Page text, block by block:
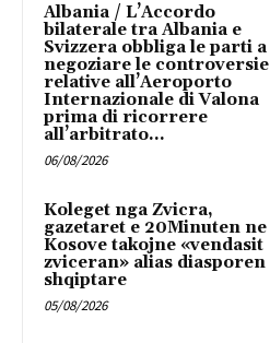
Albania / L’Accordo
bilaterale tra Albania e
Svizzera obbliga le parti a
negoziare le controversie
relative all’Aeroporto
Internazionale di Valona
prima di ricorrere
all’arbitrato...
06/08/2026
Koleget nga Zvicra,
gazetaret e 20Minuten ne
Kosove takojne «vendasit
zviceran» alias diasporen
shqiptare
05/08/2026